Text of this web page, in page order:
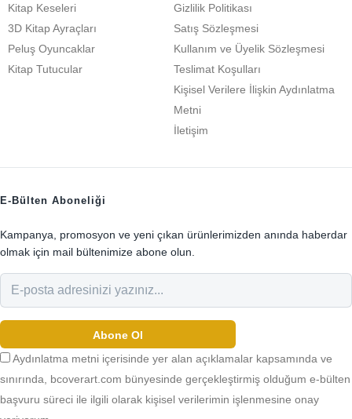
Kitap Keseleri
3D Kitap Ayraçları
Peluş Oyuncaklar
Kitap Tutucular
Gizlilik Politikası
Satış Sözleşmesi
Kullanım ve Üyelik Sözleşmesi
Teslimat Koşulları
Kişisel Verilere İlişkin Aydınlatma
Metni
İletişim
E-Bülten Aboneliği
Kampanya, promosyon ve yeni çıkan ürünlerimizden anında haberdar
olmak için mail bültenimize abone olun.
Abone Ol
Aydınlatma metni içerisinde yer alan açıklamalar kapsamında ve
sınırında, bcoverart.com bünyesinde gerçekleştirmiş olduğum e-bülten
başvuru süreci ile ilgili olarak kişisel verilerimin işlenmesine onay